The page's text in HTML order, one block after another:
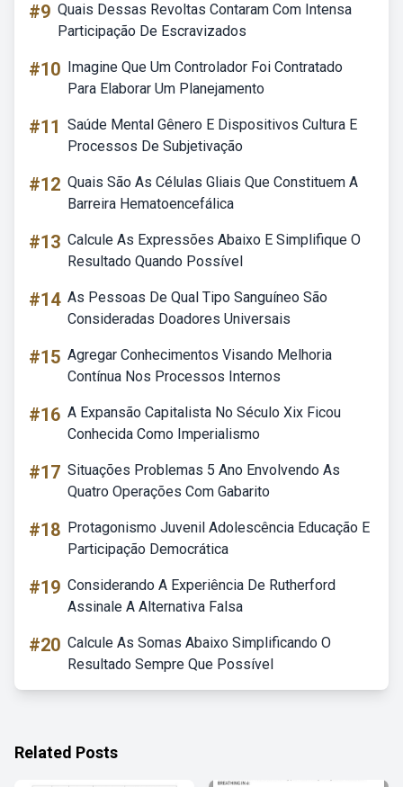
#9 Quais Dessas Revoltas Contaram Com Intensa
Participação De Escravizados
#10 Imagine Que Um Controlador Foi Contratado
Para Elaborar Um Planejamento
#11 Saúde Mental Gênero E Dispositivos Cultura E
Processos De Subjetivação
#12 Quais São As Células Gliais Que Constituem A
Barreira Hematoencefálica
#13 Calcule As Expressões Abaixo E Simplifique O
Resultado Quando Possível
#14 As Pessoas De Qual Tipo Sanguíneo São
Consideradas Doadores Universais
#15 Agregar Conhecimentos Visando Melhoria
Contínua Nos Processos Internos
#16 A Expansão Capitalista No Século Xix Ficou
Conhecida Como Imperialismo
#17 Situações Problemas 5 Ano Envolvendo As
Quatro Operações Com Gabarito
#18 Protagonismo Juvenil Adolescência Educação E
Participação Democrática
#19 Considerando A Experiência De Rutherford
Assinale A Alternativa Falsa
#20 Calcule As Somas Abaixo Simplificando O
Resultado Sempre Que Possível
Related Posts